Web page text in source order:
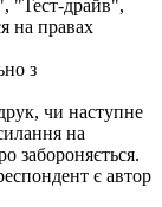
"Тест-драйв",
на правах
з
чи наступне
на
забороняється.
є автор